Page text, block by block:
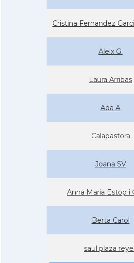
Cristina Fernandez
Aleix G.
Laura Arribas
Ada A
Calapastora
Joana SV
Anna Maria Estop i
Berta Carol
saul plaza